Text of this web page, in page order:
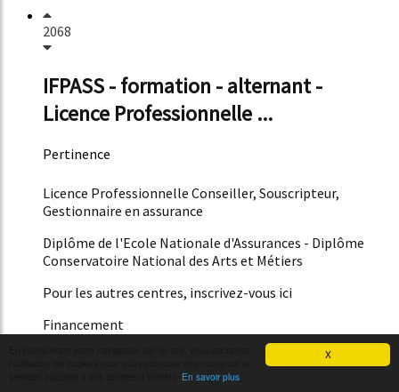
X
En savoir plus
2068
IFPASS - formation - alternant -
Licence Professionnelle ...
Pertinence
Licence Professionnelle Conseiller, Souscripteur,
Gestionnaire en assurance
Diplôme de l'Ecole Nationale d'Assurances - Diplôme
Conservatoire National des Arts et Métiers
Pour les autres centres, inscrivez-vous ici
Financement